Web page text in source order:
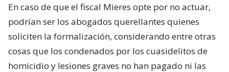
En caso de que el fiscal Mieres opte por no actuar,
podrían ser los abogados querellantes quienes
soliciten la formalización, considerando entre otras
cosas que los condenados por los cuasidelitos de
homicidio y lesiones graves no han pagado ni las